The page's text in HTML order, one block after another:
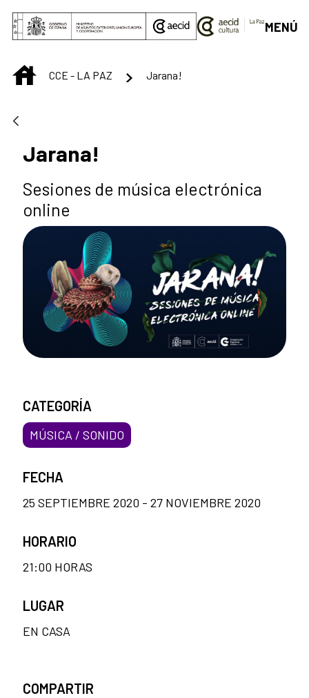
Saltar al contenido principal
MENÚ
INICIOCCE - LA PAZ Jarana!
Jarana!
Sesiones de música electrónica
online
CATEGORÍA
MÚSICA / SONIDO
FECHA
25 SEPTIEMBRE 2020 - 27 NOVIEMBRE 2020
HORARIO
21:00 HORAS
LUGAR
EN CASA
COMPARTIR